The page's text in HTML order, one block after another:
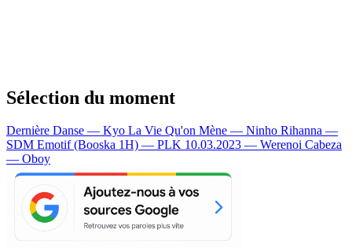
Sélection du moment
Dernière Danse — Kyo La Vie Qu'on Mène — Ninho Rihanna —
SDM Emotif (Booska 1H) — PLK 10.03.2023 — Werenoi Cabeza
— Oboy